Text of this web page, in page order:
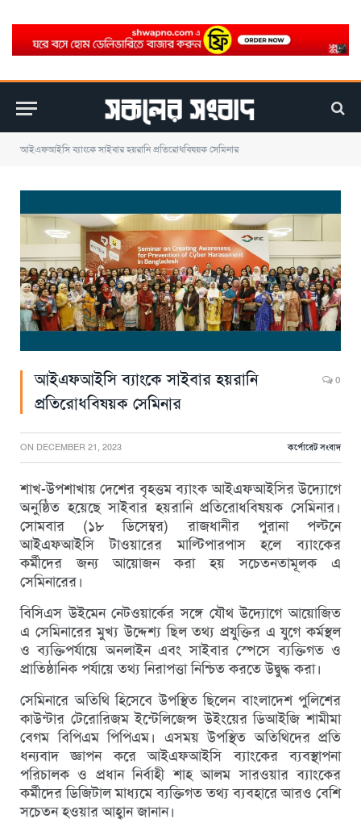
আইএফআইসি ব্যাংকে সাইবার হয়রানি প্রতিরোধবিষয়ক সেমিনার
আইএফআইসি ব্যাংকে সাইবার হয়রানি
প্রতিরোধবিষয়ক সেমিনার
0
ON DECEMBER 21, 2023 কর্পোরেট সংবাদ
শাখ-উপশাখায় দেশের বৃহত্তম ব্যাংক আইএফআইসির উদ্যোগে
অনুষ্ঠিত হয়েছে সাইবার হয়রানি প্রতিরোধবিষয়ক সেমিনার।
সোমবার (১৮ ডিসেম্বর) রাজধানীর পুরানা পল্টনে
আইএফআইসি টাওয়ারের মাল্টিপারপাস হলে ব্যাংকের
কর্মীদের জন্য আয়োজন করা হয় সচেতনতামূলক এ
সেমিনারের।
বিসিএস উইমেন নেটওয়ার্কের সঙ্গে যৌথ উদ্যোগে আয়োজিত
এ সেমিনারের মুখ্য উদ্দেশ্য ছিল তথ্য প্রযুক্তির এ যুগে কর্মস্থল
ও ব্যক্তিপর্যায়ে অনলাইন এবং সাইবার স্পেসে ব্যক্তিগত ও
প্রাতিষ্ঠানিক পর্যায়ে তথ্য নিরাপত্তা নিশ্চিত করতে উদ্বুদ্ধ করা।
সেমিনারে অতিথি হিসেবে উপস্থিত ছিলেন বাংলাদেশ পুলিশের
কাউন্টার টেরোরিজম ইন্টেলিজেন্স উইংয়ের ডিআইজি শামীমা
বেগম বিপিএম পিপিএম। এসময় উপস্থিত অতিথিদের প্রতি
ধন্যবাদ জ্ঞাপন করে আইএফআইসি ব্যাংকের ব্যবস্থাপনা
পরিচালক ও প্রধান নির্বাহী শাহ আলম সারওয়ার ব্যাংকের
কর্মীদের ডিজিটাল মাধ্যমে ব্যক্তিগত তথ্য ব্যবহারে আরও বেশি
সচেতন হওয়ার আহ্বান জানান।